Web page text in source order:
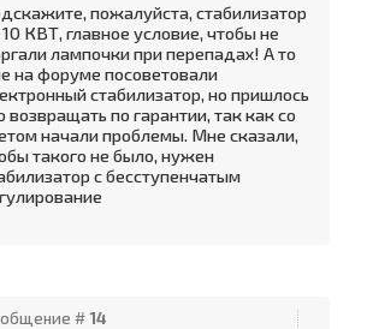
пожалуйста, стабилизатор
КВТ, главное условие, чтобы не
лампочки при перепадах! А то
на форуме посоветовали
стабилизатор, но пришлось
возвращать по гарантии, так как со
начали проблемы. Мне сказали,
такого не было, нужен
с бесступенчатым
#14